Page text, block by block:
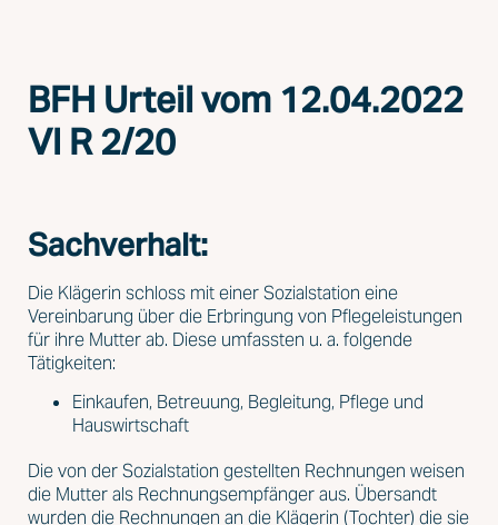
BFH Urteil vom 12.04.2022
VI R 2/20
Sachverhalt:
Die Klägerin schloss mit einer Sozialstation eine
Vereinbarung über die Erbringung von Pflegeleistungen
für ihre Mutter ab. Diese umfassten u. a. folgende
Tätigkeiten:
Einkaufen, Betreuung, Begleitung, Pflege und
Hauswirtschaft
Die von der Sozialstation gestellten Rechnungen weisen
die Mutter als Rechnungsempfänger aus. Übersandt
wurden die Rechnungen an die Klägerin (Tochter) die sie